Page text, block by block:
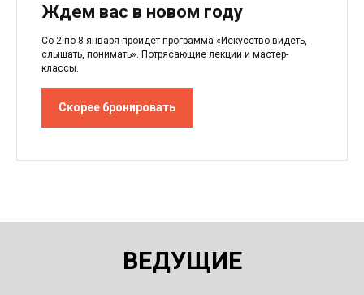
Ждем вас в новом году
Со 2 по 8 января пройдет программа «Искусство видеть,
слышать, понимать». Потрясающие лекции и мастер-
классы.
Скорее бронировать
ВЕДУЩИЕ